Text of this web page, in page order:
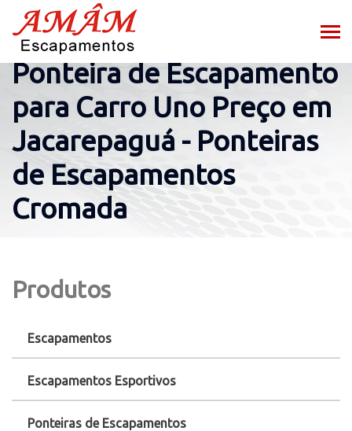
Ponteira de Escapamento
para Carro Uno Preço em
Jacarepaguá - Ponteiras
de Escapamentos
Cromada
Produtos
Escapamentos
Escapamentos Esportivos
Ponteiras de Escapamentos